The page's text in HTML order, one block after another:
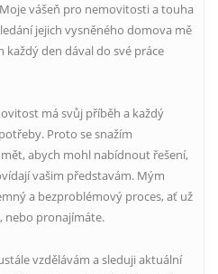
vášeň pro nemovitosti a touha
jejich vysněného domova mě
každý den dával do své práce
má svůj příběh a každý
Proto se snažím
abych mohl nabídnout řešení,
vašim představám. Mým
a bezproblémový proces, ať už
nebo pronajímáte.
vzdělávám a sleduji aktuální